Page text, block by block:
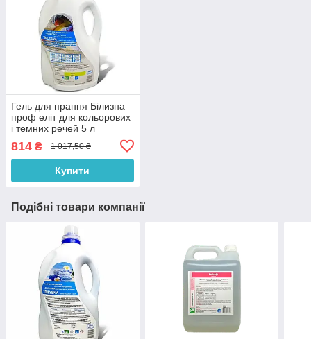
Гель для прання Білизна
проф еліт для кольорових
і темних речей 5 л
814 ₴ 1 017,50 ₴
Купити
Подібні товари компанії